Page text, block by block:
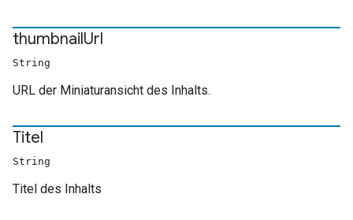
thumbnailUrl
String
URL der Miniaturansicht des Inhalts.
Titel
String
Titel des Inhalts